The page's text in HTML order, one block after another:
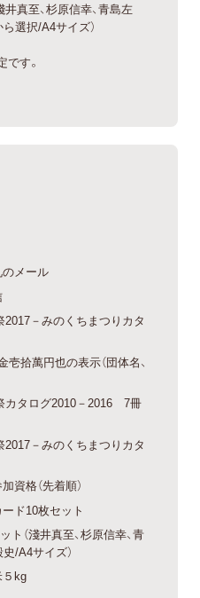
真至、杉原信幸、青島左
選択/A4サイズ）
す。
メール
－みのくちまつりカタ
拾萬円也の表示（団体名、
カタログ2010－2016 7冊
－みのくちまつりカタ
資格（先着順）
ド10枚セット
（淺井真至、杉原信幸、青
/A4サイズ）
kg